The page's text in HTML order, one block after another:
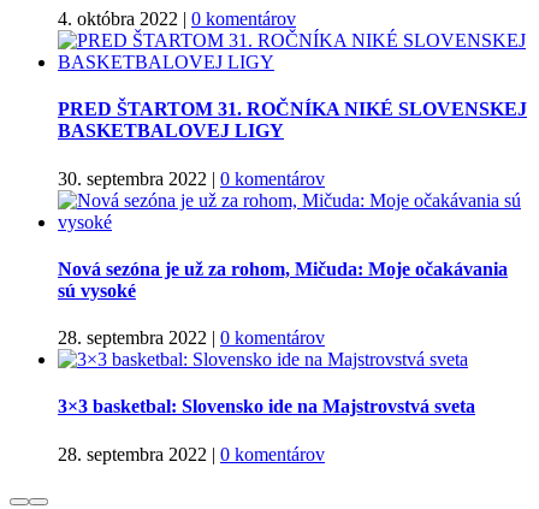
4. októbra 2022 | 0 komentárov
PRED ŠTARTOM 31. ROČNÍKA NIKÉ SLOVENSKEJ
BASKETBALOVEJ LIGY
30. septembra 2022 | 0 komentárov
Nová sezóna je už za rohom, Mičuda: Moje očakávania
sú vysoké
28. septembra 2022 | 0 komentárov
3×3 basketbal: Slovensko ide na Majstrovstvá sveta
28. septembra 2022 | 0 komentárov